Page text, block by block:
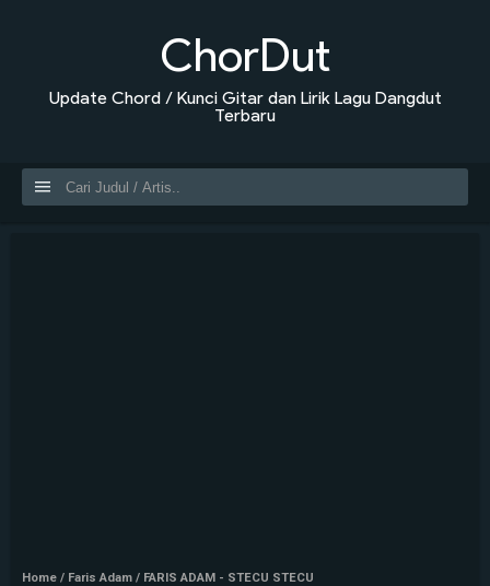
ChorDut
Update Chord / Kunci Gitar dan Lirik Lagu Dangdut
Terbaru
Home / Faris Adam / FARIS ADAM - STECU STECU